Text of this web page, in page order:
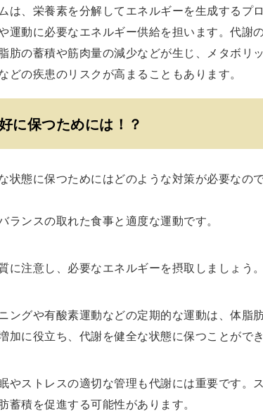
は、栄養素を分解してエネルギーを生成するプ
運動に必要なエネルギー供給を担います。代謝
肪の蓄積や筋肉量の減少などが生じ、メタボリ
どの疾患のリスクが高まることもあります。
に保つためには！？
状態に保つためにはどのような対策が必要なの
ランスの取れた食事と適度な運動です。
に注意し、必要なエネルギーを摂取しましょう。
ングや有酸素運動などの定期的な運動は、体脂
加に役立ち、代謝を健全な状態に保つことができ
やストレスの適切な管理も代謝には重要です。
蓄積を促進する可能性があります。